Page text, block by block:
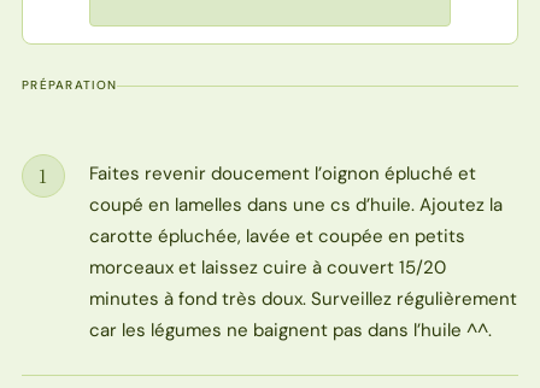
PRÉPARATION
Étape
1
Faites revenir doucement l’oignon épluché et
coupé en lamelles dans une cs d’huile. Ajoutez la
carotte épluchée, lavée et coupée en petits
morceaux et laissez cuire à couvert 15/20
minutes à fond très doux. Surveillez régulièrement
car les légumes ne baignent pas dans l’huile ^^.